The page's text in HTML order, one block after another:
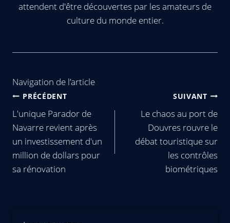
attendent d'être découvertes par les amateurs de
culture du monde entier.
Navigation de l’article
PRÉCÉDENT
L'unique Parador de
Navarre revient après
un investissement d'un
million de dollars pour
sa rénovation
SUIVANT
Le chaos au port de
Douvres rouvre le
débat touristique sur
les contrôles
biométriques